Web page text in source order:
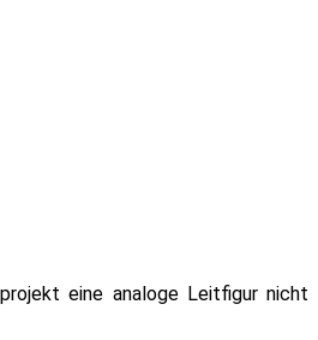
eine analoge Leitfigur nicht